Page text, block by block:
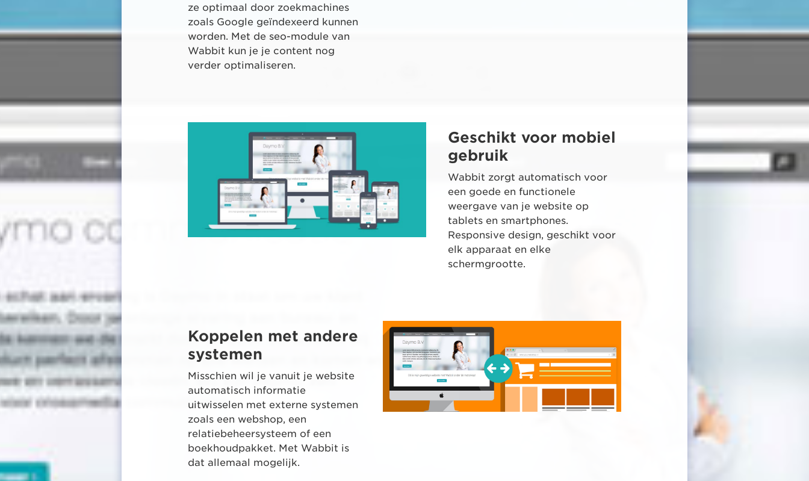
ze optimaal door zoekmachines
zoals Google geïndexeerd kunnen
worden. Met de seo-module van
Wabbit kun je je content nog
verder optimaliseren.
Geschikt voor mobiel
gebruik
Wabbit zorgt automatisch voor
een goede en functionele
weergave van je website op
tablets en smartphones.
Responsive design, geschikt voor
elk apparaat en elke
schermgrootte.
Koppelen met andere
systemen
Misschien wil je vanuit je website
automatisch informatie
uitwisselen met externe systemen
zoals een webshop, een
relatiebeheersysteem of een
boekhoudpakket. Met Wabbit is
dat allemaal mogelijk.